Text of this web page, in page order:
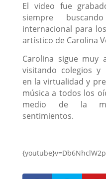
El video fue
siempre
internacional para
artístico de Carolina
Carolina sigue muy
visitando colegios y
en la virtualidad y
música a todos los
medio de la
sentimientos.